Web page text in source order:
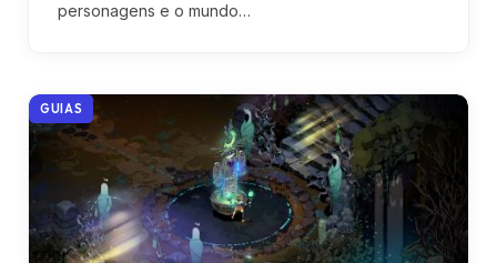
personagens e o mundo…
GUIAS